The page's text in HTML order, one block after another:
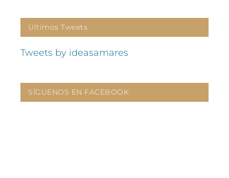
Últimos Tweets
Tweets by ideasamares
SÍGUENOS EN FACEBOOK